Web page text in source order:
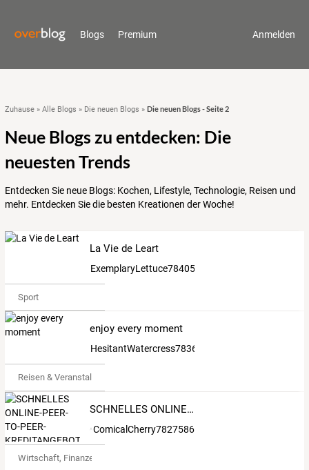
Blogs Premium Anmelden
Zuhause » Alle Blogs » Die neuen Blogs » Die neuen Blogs - Seite 2
Neue Blogs zu entdecken: Die
neuesten Trends
Entdecken Sie neue Blogs: Kochen, Lifestyle, Technologie, Reisen und
mehr. Entdecken Sie die besten Kreationen der Woche!
La Vie de Leart
ExemplaryLettuce7840534
Sport
enjoy every moment
HesitantWatercress7836881
Reisen & Veranstaltungen
SCHNELLES ONLINE-PEER-TO-PEER-KREDITANGEBOT
ComicalCherry7827586
Wirtschaft, Finanzen & Recht